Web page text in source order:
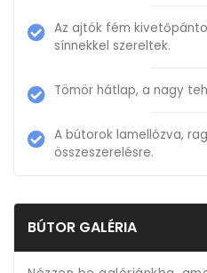
Az ajtók fém
sínnekkel szereltek.
Tömör hátlap, a nagy
A bútorok lamellózva,
összeszerelésre.
BÚTOR GALÉRIA